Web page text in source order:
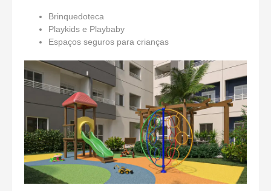
Brinquedoteca
Playkids e Playbaby
Espaços seguros para crianças